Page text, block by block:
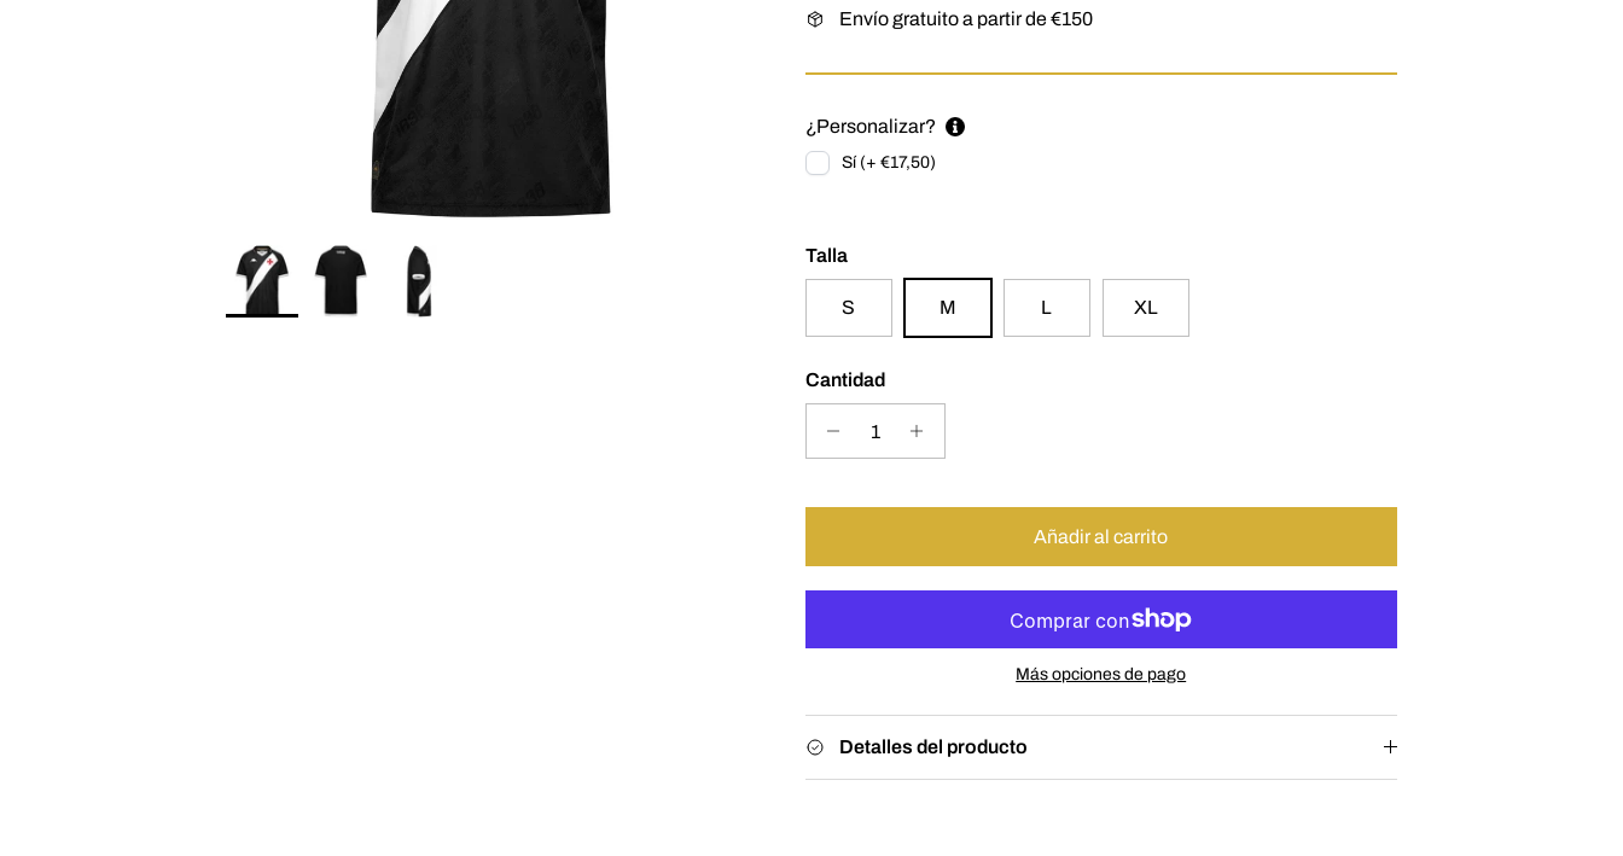
Envío gratuito a partir de €150
¿Personalizar?
Sí (+ €17,50)
Talla
S M L XL
Cantidad
Añadir al carrito
Más opciones de pago
Detalles del producto